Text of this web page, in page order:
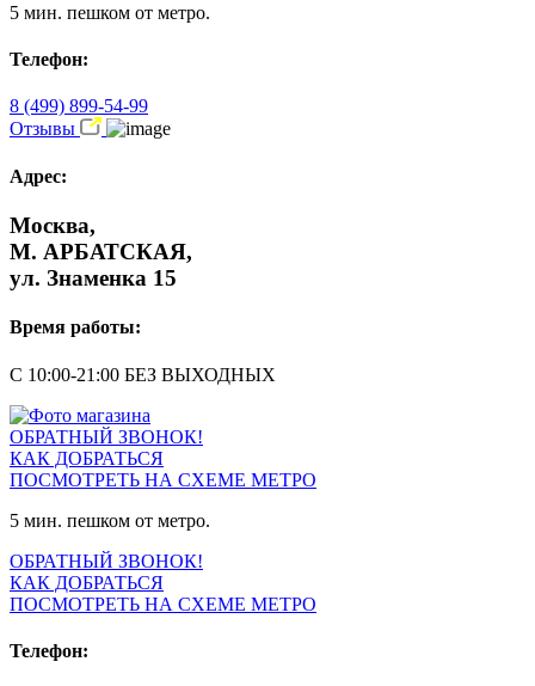
5 мин. пешком от метро.
Телефон:
8 (499) 899-54-99
Отзывы
Адрес:
Москва,
М. АРБАТСКАЯ,
ул. Знаменка 15
Время работы:
С 10:00-21:00 БЕЗ ВЫХОДНЫХ
ОБРАТНЫЙ ЗВОНОК!
КАК ДОБРАТЬСЯ
ПОСМОТРЕТЬ НА СХЕМЕ МЕТРО
5 мин. пешком от метро.
ОБРАТНЫЙ ЗВОНОК!
КАК ДОБРАТЬСЯ
ПОСМОТРЕТЬ НА СХЕМЕ МЕТРО
Телефон: